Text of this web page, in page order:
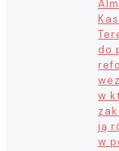
do
w
ją
w